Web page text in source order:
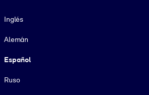
Inglés
Alemán
Español
Ruso